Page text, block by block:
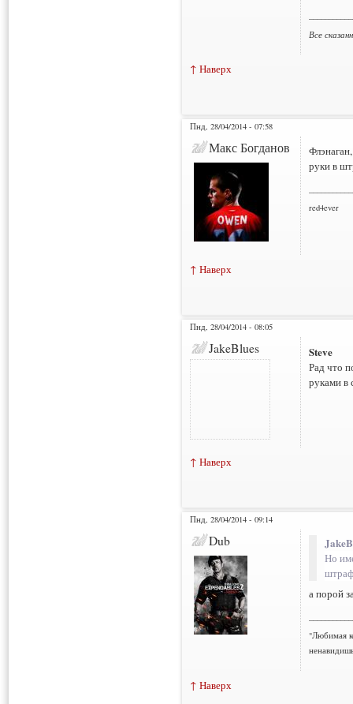
Все
↑ Наверх
Пнд, 28/04/2014 - 07:58
Макс Богданов
руки в
red4ever
↑ Наверх
Пнд, 28/04/2014 - 08:05
JakeBlues Steve
Рад что
руками в
↑ Наверх
Пнд, 28/04/2014 - 09:14
Dub
Но
а порой
"Любимая
↑ Наверх